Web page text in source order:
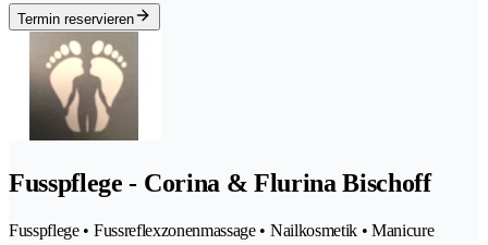
Termin reservieren
Fusspflege - Corina & Flurina Bischoff
Fusspflege • Fussreflexzonenmassage • Nailkosmetik • Manicure